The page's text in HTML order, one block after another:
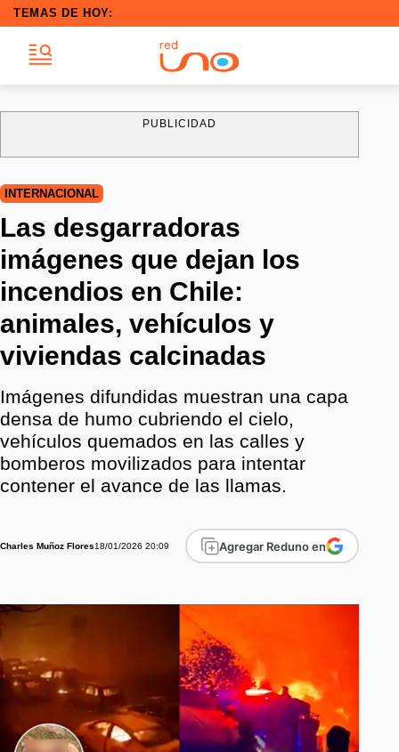
TEMAS DE HOY:
PUBLICIDAD
INTERNACIONAL
Las desgarradoras
imágenes que dejan los
incendios en Chile:
animales, vehículos y
viviendas calcinadas
Imágenes difundidas muestran una capa
densa de humo cubriendo el cielo,
vehículos quemados en las calles y
bomberos movilizados para intentar
contener el avance de las llamas.
Charles Muñoz Flores18/01/2026 20:09 Agregar Reduno en